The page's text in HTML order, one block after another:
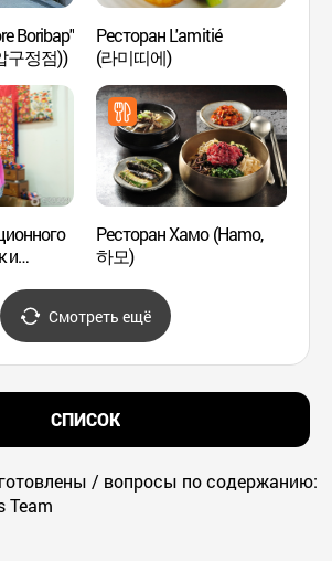
Boribap"
구정점))
Ресторан L'amitié
(라미띠에)
и
Ресторан Хамо (Hamo,
하모)
Смотреть ещё
СПИСОК
/ вопросы по содержанию:
Team